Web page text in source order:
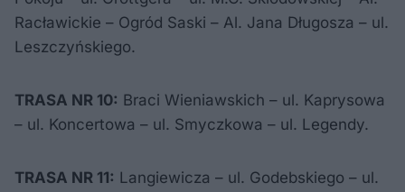
Racławickie – Ogród Saski – Al. Jana Długosza – ul.
Leszczyńskiego.
TRASA NR 10: Braci Wieniawskich – ul. Kaprysowa
– ul. Koncertowa – ul. Smyczkowa – ul. Legendy.
TRASA NR 11: Langiewicza – ul. Godebskiego – ul.